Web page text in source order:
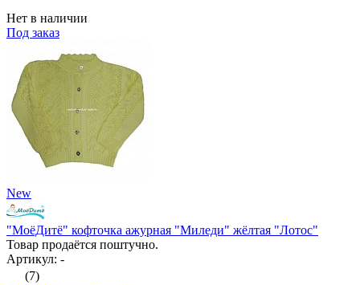
Нет в наличии
Под заказ
New
"МоёДитё" кофточка ажурная "Миледи" жёлтая "Лотос"
Товар продаётся поштучно.
Артикул: -
(7)